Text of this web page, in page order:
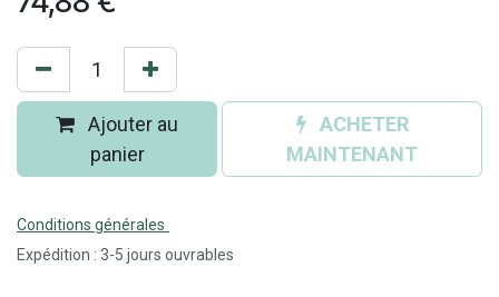
Ajouter au
panier
ACHETER
MAINTENANT
Conditions générales
Expédition : 3-5 jours ouvrables